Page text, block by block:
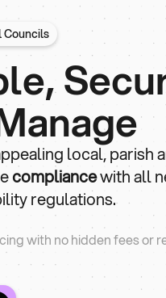
Councils
local, parish
compliancewith all
regulations.
with no hidden fees or